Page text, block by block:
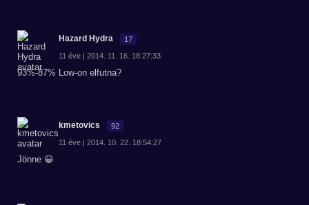
Hazard Hydra 17
11 éve | 2014. 11. 16. 18:27:33
93%-87% Low-on elfutna?
kmetovics 92
11 éve | 2014. 10. 22. 18:54:27
Jönne 😀